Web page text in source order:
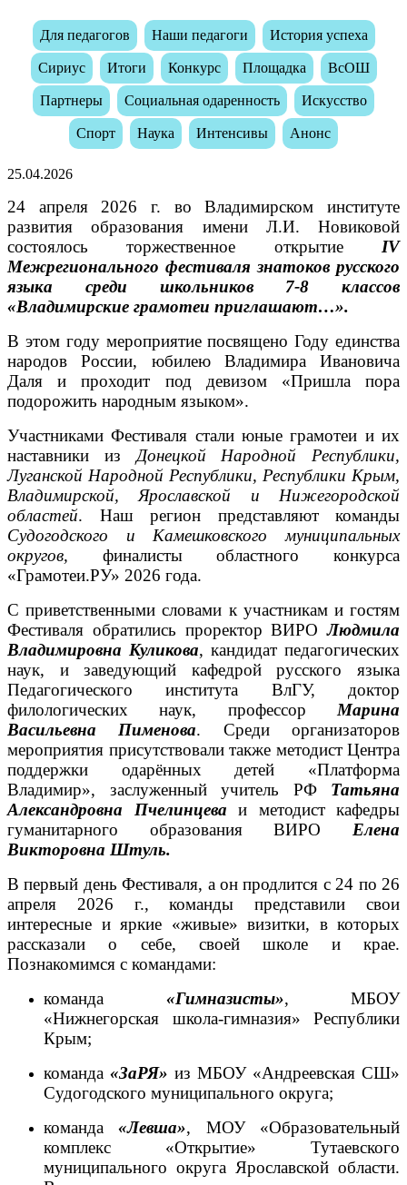
Для педагогов Наши педагоги История успеха
Сириус Итоги Конкурс Площадка ВсОШ
Партнеры Социальная одаренность Искусство
Спорт Наука Интенсивы Анонс
25.04.2026
24 апреля 2026 г. во Владимирском институте
развития образования имени Л.И. Новиковой
состоялось торжественное открытие IV
Межрегионального фестиваля знатоков русского
языка среди школьников 7-8 классов
«Владимирские грамотеи приглашают…».
В этом году мероприятие посвящено Году единства
народов России, юбилею Владимира Ивановича
Даля и проходит под девизом «Пришла пора
подорожить народным языком».
Участниками Фестиваля стали юные грамотеи и их
наставники из Донецкой Народной Республики,
Луганской Народной Республики, Республики Крым,
Владимирской, Ярославской и Нижегородской
областей. Наш регион представляют команды
Судогодского и Камешковского муниципальных
округов, финалисты областного конкурса
«Грамотеи.РУ» 2026 года.
С приветственными словами к участникам и гостям
Фестиваля обратились проректор ВИРОЛюдмила
Владимировна Куликова, кандидат педагогических
наук, и заведующий кафедрой русского языка
Педагогического института ВлГУ, доктор
филологических наук, профессор Марина
Васильевна Пименова. Среди организаторов
мероприятия присутствовали также методист Центра
поддержки одарённых детей «Платформа
Владимир», заслуженный учитель РФ Татьяна
Александровна Пчелинцева и методист кафедры
гуманитарного образования ВИРО Елена
Викторовна Штуль.
В первый день Фестиваля, а он продлится с 24 по 26
апреля 2026 г., команды представили свои
интересные и яркие «живые» визитки, в которых
рассказали о себе, своей школе и крае.
Познакомимся с командами:
команда «Гимназисты», МБОУ
«Нижнегорская школа-гимназия» Республики
Крым;
команда «ЗаРЯ» из МБОУ «Андреевская СШ»
Судогодского муниципального округа;
команда«Левша», МОУ «Образовательный
комплекс «Открытие» Тутаевского
муниципального округа Ярославской области.